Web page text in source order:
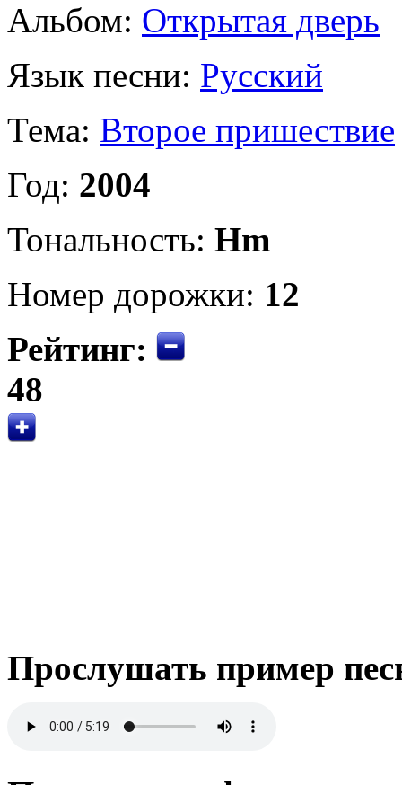
Альбом: Открытая дверь
Язык песни: Русский
Тема: Второе пришествие
Год: 2004
Тональность: Hm
Номер дорожки: 12
Рейтинг:
48
Прослушать пример